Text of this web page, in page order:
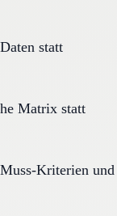
statt
Matrix statt
Kriterien und